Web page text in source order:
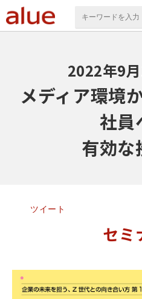
導入
お役立
セミ
2022年9
メディア環境
社員
有効な
ツイート
セミ